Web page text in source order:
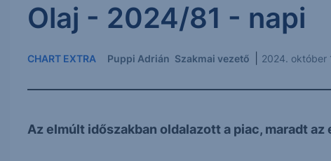
Olaj - 2024/81 - napi
CHART EXTRA Puppi Adrián Szakmai vezető 2024.
Az elmúlt időszakban oldalazott a piac, maradt